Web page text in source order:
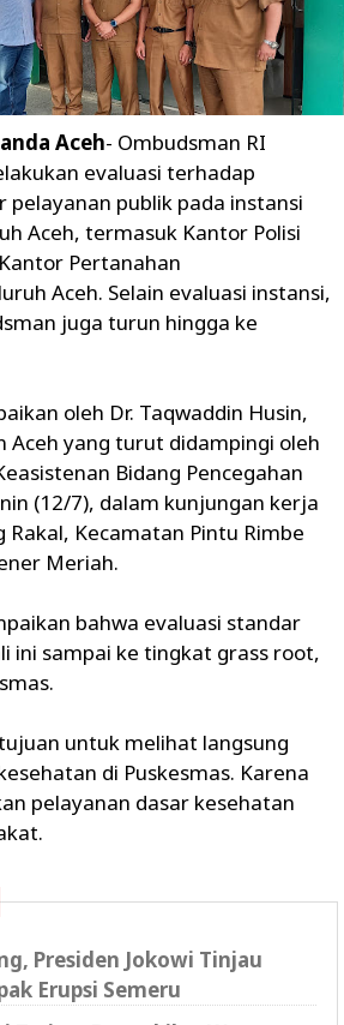
Aceh- Ombudsman RI
evaluasi terhadap
pelayanan publik pada instansi
Aceh, termasuk Kantor Polisi
Pertanahan
Aceh. Selain evaluasi instansi,
juga turun hingga ke
oleh Dr. Taqwaddin Husin,
Aceh yang turut didampingi oleh
Bidang Pencegahan
(12/7), dalam kunjungan kerja
Rakal, Kecamatan Pintu Rimbe
Meriah.
bahwa evaluasi standar
ini sampai ke tingkat grass root,
untuk melihat langsung
di Puskesmas. Karena
pelayanan dasar kesehatan
Presiden Jokowi Tinjau
Erupsi Semeru